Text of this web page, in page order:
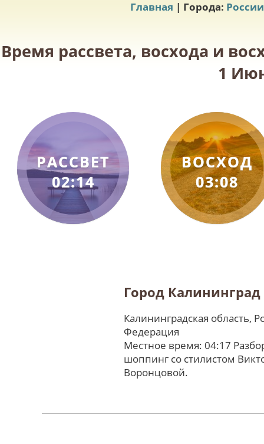
Главная | Города: России
Время рассвета, восхода и
1
РАССВЕТ
02:14
ВОСХОД
03:08
Город Калининград
Калининградская область,
Федерация
Местное время: 04:17
шоппинг со стилистом
Воронцовой.